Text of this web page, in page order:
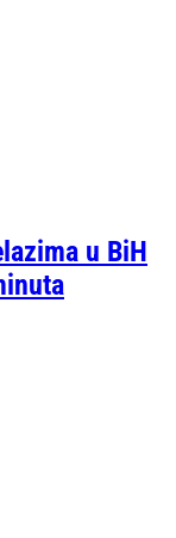
u BiH